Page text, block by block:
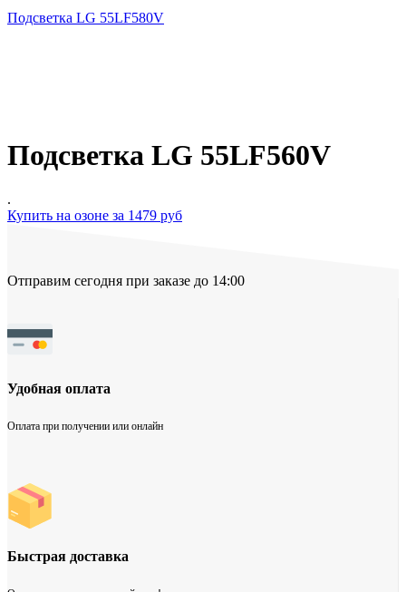
Подсветка LG 55LF580V
Подсветка LG 55LF560V
.
Купить на озоне за 1479 руб
Отправим сегодня при заказе до 14:00
Удобная оплата
Оплата при получении или онлайн
Быстрая доставка